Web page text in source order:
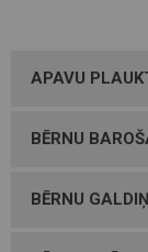
APAVU
BĒRNU
BĒRNU